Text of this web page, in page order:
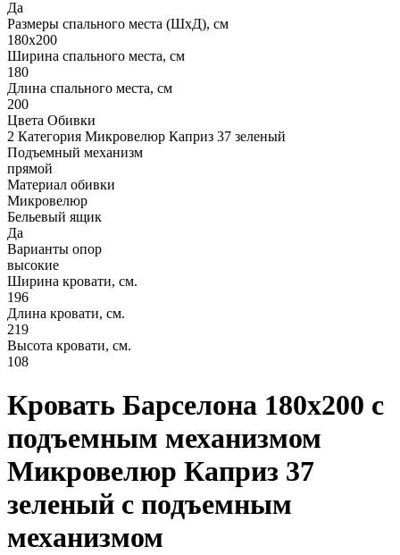
Да
Размеры спального места (ШхД), см
180х200
Ширина спального места, см
180
Длина спального места, см
200
Цвета Обивки
2 Категория Микровелюр Каприз 37 зеленый
Подъемный механизм
прямой
Материал обивки
Микровелюр
Бельевый ящик
Да
Варианты опор
высокие
Ширина кровати, см.
196
Длина кровати, см.
219
Высота кровати, см.
108
Кровать Барселона 180х200 с
подъемным механизмом
Микровелюр Каприз 37
зеленый с подъемным
механизмом